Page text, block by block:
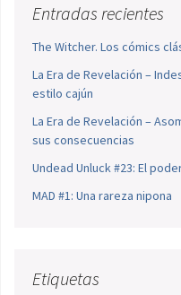
Entradas recientes
The Witcher. Los cómics
La Era de Revelación –
estilo cajún
La Era de Revelación –
sus consecuencias
Undead Unluck #23: El
MAD #1: Una rareza nipona
Etiquetas